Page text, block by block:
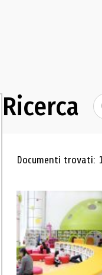
Ricerca
Risultati
Documenti trovati: 1